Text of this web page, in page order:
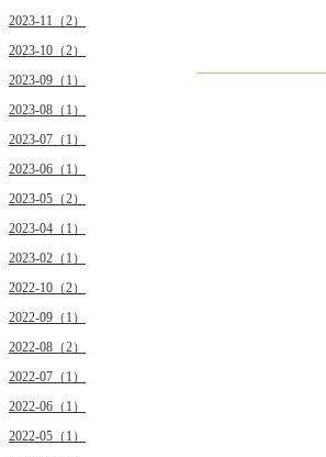
2023-11（2）
2023-10（2）
2023-09（1）
2023-08（1）
2023-07（1）
2023-06（1）
2023-05（2）
2023-04（1）
2023-02（1）
2022-10（2）
2022-09（1）
2022-08（2）
2022-07（1）
2022-06（1）
2022-05（1）